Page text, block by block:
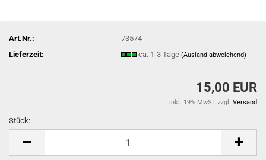
Art.Nr.:
73574
Lieferzeit:
ca. 1-3 Tage(Ausland abweichend)
15,00 EUR
inkl. 19% MwSt. zzgl. Versand
Stück: